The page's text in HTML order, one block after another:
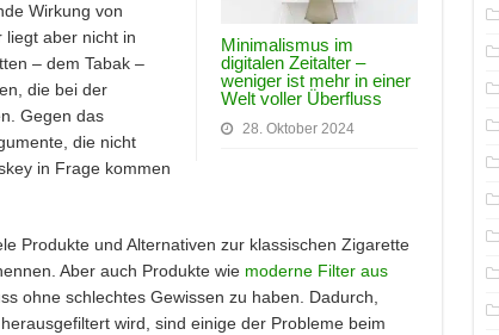
Minimalismus im
digitalen Zeitalter –
weniger ist mehr in einer
Welt voller Überfluss
28. Oktober 2024
Wirkung von
liegt aber nicht in
– dem Tabak –
die bei der
Gegen das
die nicht
in Frage kommen
Produkte und Alternativen zur klassischen Zigarette
Aber auch Produkte wie moderne Filter aus
ohne schlechtes Gewissen zu haben. Dadurch,
wird, sind einige der Probleme beim